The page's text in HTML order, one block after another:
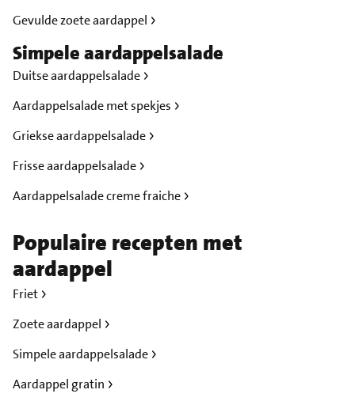
Gevulde zoete aardappel
Simpele aardappelsalade
Duitse aardappelsalade
Aardappelsalade met spekjes
Griekse aardappelsalade
Frisse aardappelsalade
Aardappelsalade creme fraiche
Populaire recepten met
aardappel
Friet
Zoete aardappel
Simpele aardappelsalade
Aardappel gratin